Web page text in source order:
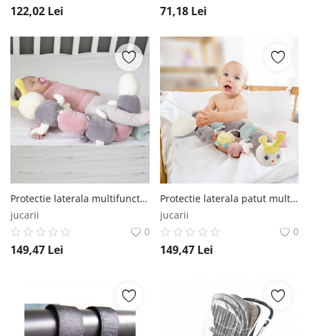
122,02 Lei 71,18 Lei
Protectie laterala multifunctionala cu jucarii din plus BabyJem Caterpilar, Roz BabyJem
jucarii
0
149,47 Lei
Protectie laterala patut multifunctionala cu jucarii din plus BabyJem Caterpilar, Diverse culori BabyJem
jucarii
0
149,47 Lei